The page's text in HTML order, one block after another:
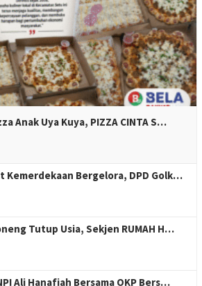
Anak Uya Kuya, PIZZA CINTA S…
Kemerdekaan Bergelora, DPD Golk…
Tutup Usia, Sekjen RUMAH H…
Ali Hanafiah Bersama OKP Bers…